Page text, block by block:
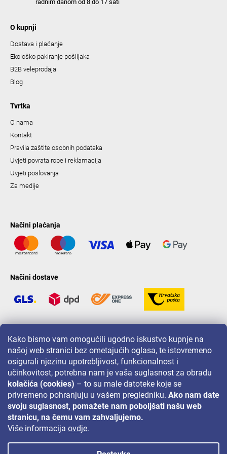
Kako bismo vam omogućili ugodno iskustvo kupnje na
našoj web stranici bez ometajućih oglasa, te istovremeno
osigurali njezinu upotrebljivost, funkcionalnost i
učinkovitost, potrebna nam je vaša suglasnost za obradu
kolačića (cookies) – to su male datoteke koje se
privremeno pohranjuju u vašem pregledniku. Ako nam date
svoju suglasnost, pomažete nam poboljšati našu web
stranicu, na čemu vam zahvaljujemo.
Više informacija ovdje.
radnim danom od 8 do 17 sati
O kupnji
Dostava i plaćanje
Ekološko pakiranje pošiljaka
B2B veleprodaja
Blog
Tvrtka
O nama
Kontakt
Pravila zaštite osobnih podataka
Uvjeti povrata robe i reklamacija
Uvjeti poslovanja
Za medije
Načini plaćanja
Načini dostave
Za akcije, nagradne igre i popuste pratite nas na: